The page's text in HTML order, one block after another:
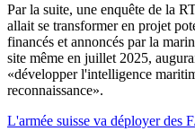
Par la suite, une enquête de la
allait se transformer en projet
financés et annoncés par la
site même en juillet 2025,
«développer l'intelligence
reconnaissance».
L'armée suisse va déployer des